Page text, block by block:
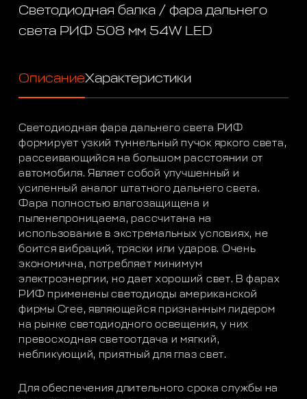
Светодиодная балка / фара дальнего
света РИФ 508 мм 54W LED
ОписаниеХарактеристики
Светодиодная фара дальнего света РИФ
формирует узкий туннельный пучок яркого света,
рассеивающийся на большом расстоянии от
автомобиля. Являет собой улучшенный и
усиленный аналог штатного дальнего света.
Фара полностью влагозащищена и
пыленепроницаема, рассчитана на
использование в экстремальных условиях, не
боится вибраций, тряски или ударов. Очень
экономична, потребляет минимум
электроэнергии, но дает хороший свет. В фарах
РИФ применены светодиоды американской
фирмы Cree, являющейся признанным лидером
на рынке светодиодного освещения, у них
превосходная светоотдача и мягкий,
небликующий, приятный для глаз свет.
Для обеспечения длительного срока службы на